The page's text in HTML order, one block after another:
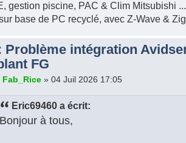
gestion piscine, PAC & Clim Mitsubishi ...
base de PC recyclé, avec Z-Wave &
Problème intégration
FG
Fab_Rice » 04 Juil 2026 17:05
Eric69460 a écrit:
Bonjour à tous,